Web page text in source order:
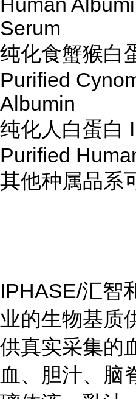
Serum
纯化食蟹猴白
Purified
Albumin
纯化人白蛋白
Purified
其他种属品系
IPHASE/汇智
业的生物基质
供真实采集的
血、胆汁、脑